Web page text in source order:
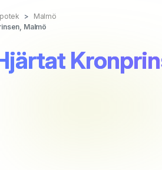
Malmö
Malmö